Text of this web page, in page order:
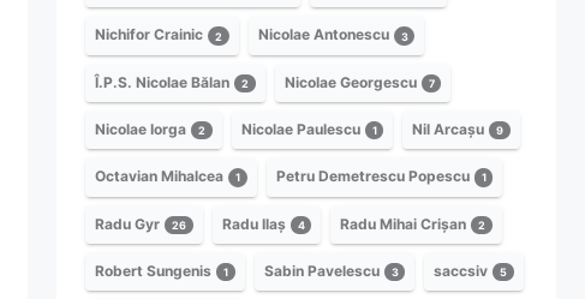
Nichifor Crainic 2 Nicolae Antonescu 3
Î.P.S. Nicolae Bălan 2 Nicolae Georgescu 7
Nicolae Iorga 2 Nicolae Paulescu 1 Nil Arcașu 9
Octavian Mihalcea 1 Petru Demetrescu Popescu 1
Radu Gyr 26 Radu Ilaș 4 Radu Mihai Crișan 2
Robert Sungenis 1 Sabin Pavelescu 3 saccsiv 5